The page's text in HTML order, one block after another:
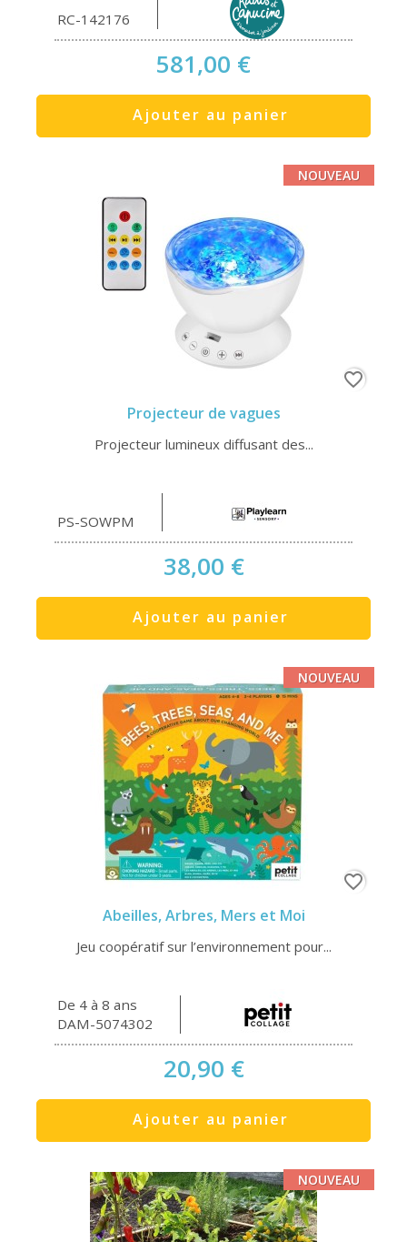
RC-142176
581,00 €
Ajouter au panier
Projecteur de vagues
Projecteur lumineux diffusant des...
PS-SOWPM
38,00 €
Ajouter au panier
NOUVEAU
favorite_border
Abeilles, Arbres, Mers et Moi
Jeu coopératif sur l’environnement pour...
De 4 à 8 ans
DAM-5074302
20,90 €
Ajouter au panier
NOUVEAU
favorite_border
NOUVEAU